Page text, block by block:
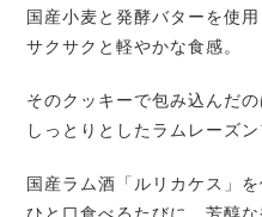
国産小麦と発酵バターを使用
サクサクと軽やかな食感。
そのクッキーで包み込んだの
しっとりとしたラムレーズン
国産ラム酒「ルリカケス」を